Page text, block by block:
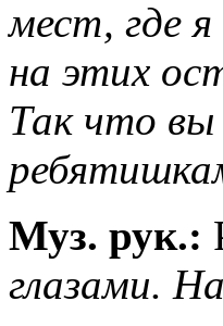
мест, где
на этих
Так что вы
Муз. рук.:
глазами.